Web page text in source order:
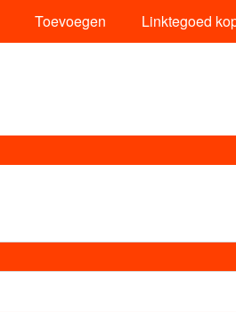
Toevoegen Linktegoed